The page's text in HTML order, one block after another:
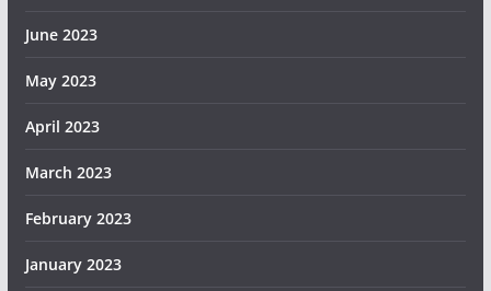
June 2023
May 2023
April 2023
March 2023
February 2023
January 2023